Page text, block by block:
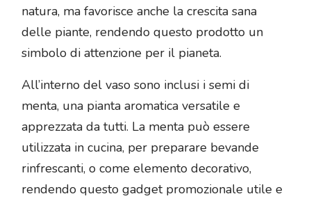
natura, ma favorisce anche la crescita sana
delle piante, rendendo questo prodotto un
simbolo di attenzione per il pianeta.
All’interno del vaso sono inclusi i semi di
menta, una pianta aromatica versatile e
apprezzata da tutti. La menta può essere
utilizzata in cucina, per preparare bevande
rinfrescanti, o come elemento decorativo,
rendendo questo gadget promozionale utile e